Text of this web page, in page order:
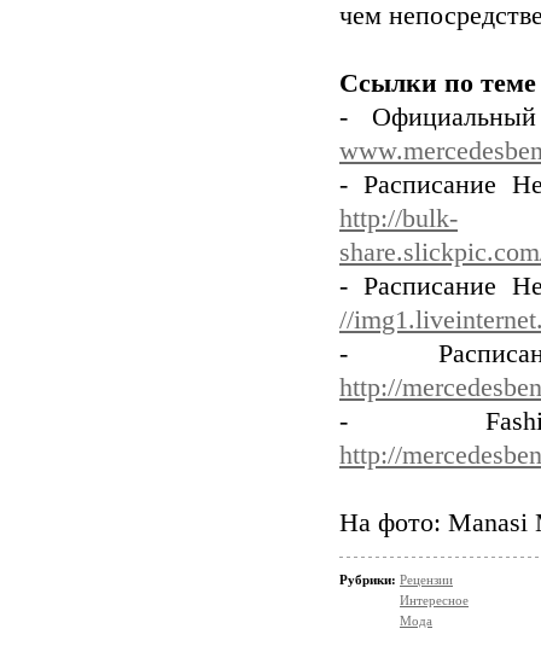
чем
Ссылки по теме
-
- Расписание
http://bulk-
- Расписание
//
-
http://
-
http://
На фото: Manasi
Рубрики: Рецензии
Интересное
Мода